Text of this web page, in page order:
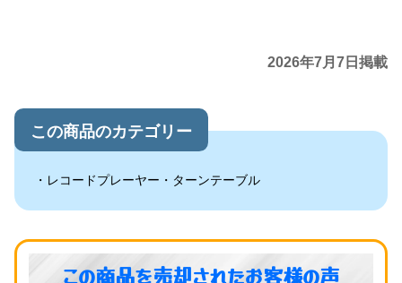
2026年7月7日掲載
この商品のカテゴリー
レコードプレーヤー・ターンテーブル
この商品を売却されたお客様の声